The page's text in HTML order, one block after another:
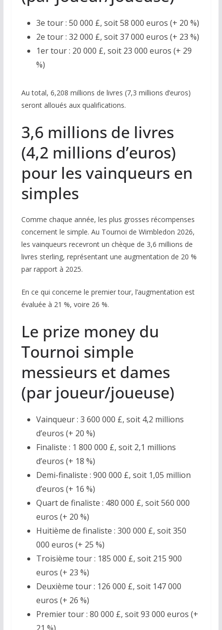
3e tour : 50 000 £, soit 58 000 euros (+ 20 %)
2e tour : 32 000 £, soit 37 000 euros (+ 23 %)
1er tour : 20 000 £, soit 23 000 euros (+ 29
%)
Au total, 6,208 millions de livres (7,3 millions d’euros)
seront alloués aux qualifications.
3,6 millions de livres
(4,2 millions d’euros)
pour les vainqueurs en
simples
Comme chaque année, les plus grosses récompenses
concernent le simple. Au Tournoi de Wimbledon 2026,
les vainqueurs recevront un chèque de 3,6 millions de
livres sterling, représentant une augmentation de 20 %
par rapport à 2025.
En ce qui concerne le premier tour, l’augmentation est
évaluée à 21 %, voire 26 %.
Le prize money du
Tournoi simple
messieurs et dames
(par joueur/joueuse)
Vainqueur : 3 600 000 £, soit 4,2 millions
d’euros (+ 20 %)
Finaliste : 1 800 000 £, soit 2,1 millions
d’euros (+ 18 %)
Demi-finaliste : 900 000 £, soit 1,05 million
d’euros (+ 16 %)
Quart de finaliste : 480 000 £, soit 560 000
euros (+ 20 %)
Huitième de finaliste : 300 000 £, soit 350
000 euros (+ 25 %)
Troisième tour : 185 000 £, soit 215 900
euros (+ 23 %)
Deuxième tour : 126 000 £, soit 147 000
euros (+ 26 %)
Premier tour : 80 000 £, soit 93 000 euros (+